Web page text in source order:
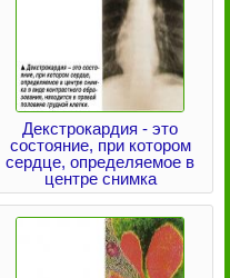
Декстрокардия - это
состояние, при котором
сердце, определяемое в
центре снимка